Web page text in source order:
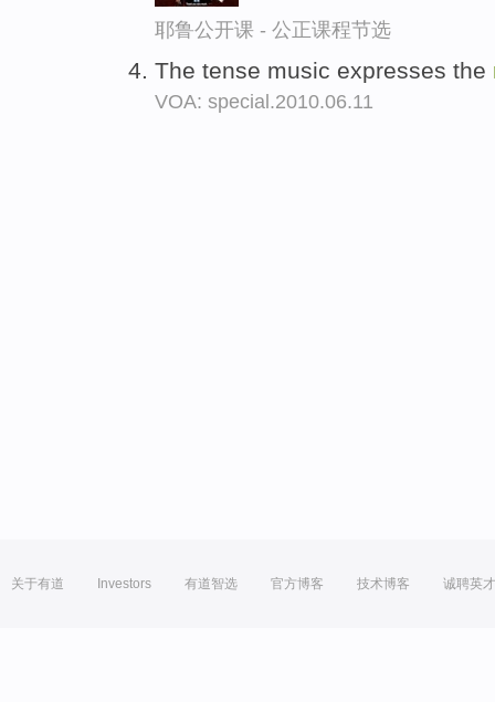
耶鲁公开课 - 公正课程节选
The tense music expresses the
VOA: special.2010.06.11
关于有道 Investors 有道智选 官方博客 技术博客 诚聘英才